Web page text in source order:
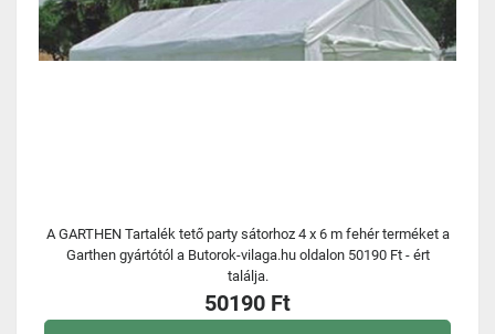
A GARTHEN Tartalék tető party sátorhoz 4 x 6 m fehér terméket a
Garthen gyártótól a Butorok-vilaga.hu oldalon 50190 Ft - ért
találja.
50190 Ft